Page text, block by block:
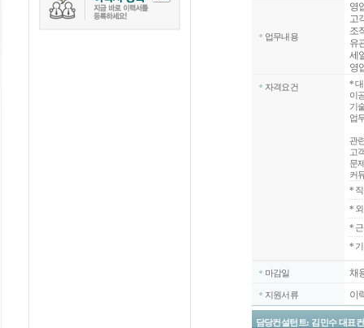
업무내용
영
고
조
유
세
영
자격요건 *
이
기
업
관
고
문
커
*
*
*
*
마감일 채
지원서류 이
담당컨설턴트: 김민수 대표